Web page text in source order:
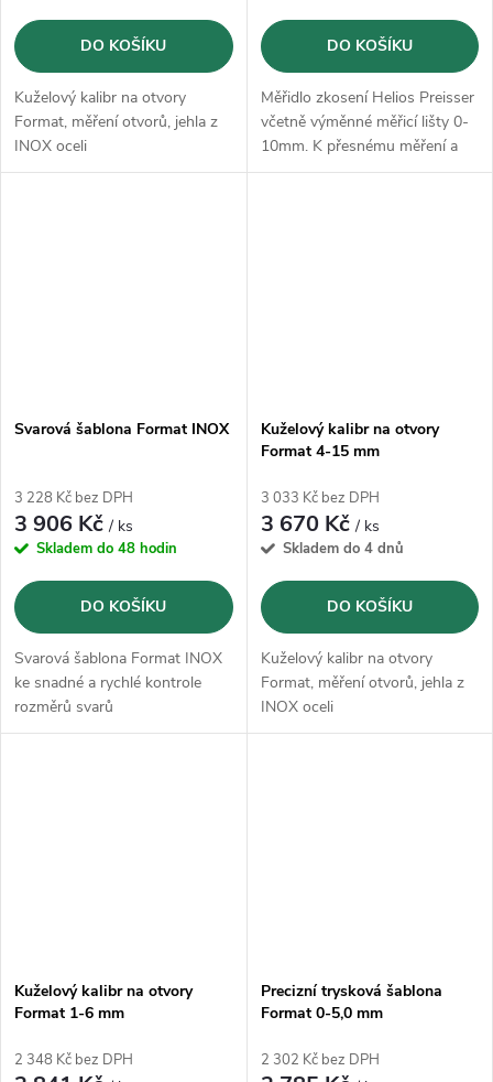
DO KOŠÍKU
Kuželový kalibr na otvory
Format, měření otvorů, jehla z
INOX oceli
DO KOŠÍKU
Měřidlo zkosení Helios Preisser
včetně výměnné měřicí lišty 0-
10mm. K přesnému měření a
zkosování hran.
Svarová šablona Format INOX
3 228 Kč bez DPH
3 906 Kč/ ks
Skladem do 48 hodin
DO KOŠÍKU
Svarová šablona Format INOX
ke snadné a rychlé kontrole
rozměrů svarů
Kuželový kalibr na otvory
Format 4-15 mm
3 033 Kč bez DPH
3 670 Kč/ ks
Skladem do 4 dnů
DO KOŠÍKU
Kuželový kalibr na otvory
Format, měření otvorů, jehla z
INOX oceli
Kuželový kalibr na otvory
Format 1-6 mm
2 348 Kč bez DPH
Precizní trysková šablona
Format 0-5,0 mm
2 302 Kč bez DPH